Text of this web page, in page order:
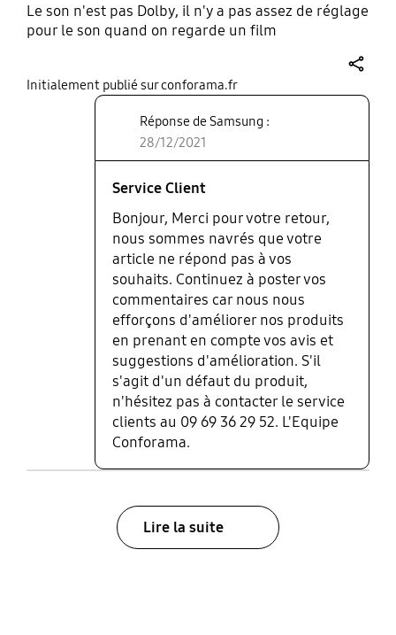
Le son n'est pas Dolby, il n'y a pas assez de réglage
pour le son quand on regarde un film
Initialement publié sur conforama.fr
Réponse de Samsung :
28/12/2021
Service Client
Bonjour, Merci pour votre retour,
nous sommes navrés que votre
article ne répond pas à vos
souhaits. Continuez à poster vos
commentaires car nous nous
efforçons d'améliorer nos produits
en prenant en compte vos avis et
suggestions d'amélioration. S'il
s'agit d'un défaut du produit,
n'hésitez pas à contacter le service
clients au 09 69 36 29 52. L'Equipe
Conforama.
Lire la suite